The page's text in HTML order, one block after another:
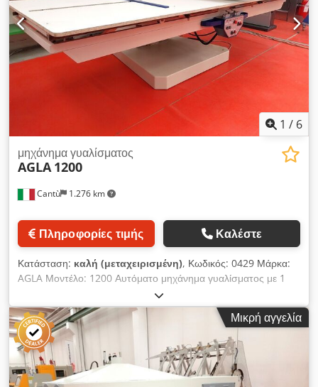
1 / 6
Cantù 1.276 km
μηχάνημα γυαλίσματος
AGLA 1200
Πληροφορίες τιμής Καλέστε
Κατάσταση: καλή (μεταχειρισμένη), Κωδικός: 0429 Μάρκα:
AGLA Μοντέλο: 1200 Αυτόματο μηχάνημα γυαλίσματος με 1
κύλινδρο για γυάλισμα πολυεστερικών και πολυουρεθανικών
βαφών, ξύλου, μετάλλων, μαρμάρου και παρόμοιων υλικών
Τεχνικά χαρακτηριστικά: Ισχυρή κατασκευή Διαστάσεις
επιφάνειας εργασίας: 3600 x 1260 mm Πλάτος εργασίας: 1200
mm Ύψος εργασίας: 300 mm Διάμετρος βούρτσας: 350 mm
Κινητήρας: 15 Hp Αυτόματη ανύψωση επιφάνειας εργασίας 2
σφιγκτήρες τεμαχίων εργασίας Συνολικές διαστάσεις (mm):
Μικρή αγγελία